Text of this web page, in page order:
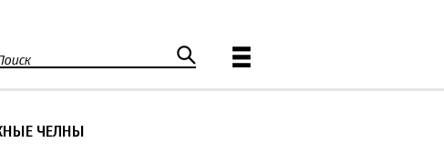
ЧЕЛНЫ